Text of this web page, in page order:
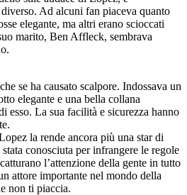
Ad alcuni fan piaceva quanto
elegante, ma altri erano scioccati
marito, Ben Affleck, sembrava
se ha causato scalpore. Indossava un
elegante e una bella collana
esso. La sua facilità e sicurezza hanno
la rende ancora più una star di
conosciuta per infrangere le regole
l’attenzione della gente in tutto
attore importante nel mondo della
non ti piaccia.